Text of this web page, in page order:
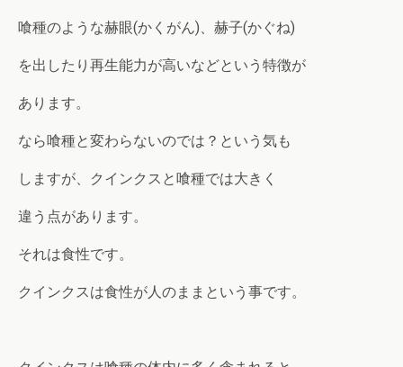
喰種のような赫眼(かくがん)、赫子(かぐね)
を出したり再生能力が高いなどという特徴が
あります。
なら喰種と変わらないのでは？という気も
しますが、クインクスと喰種では大きく
違う点があります。
それは食性です。
クインクスは食性が人のままという事です。